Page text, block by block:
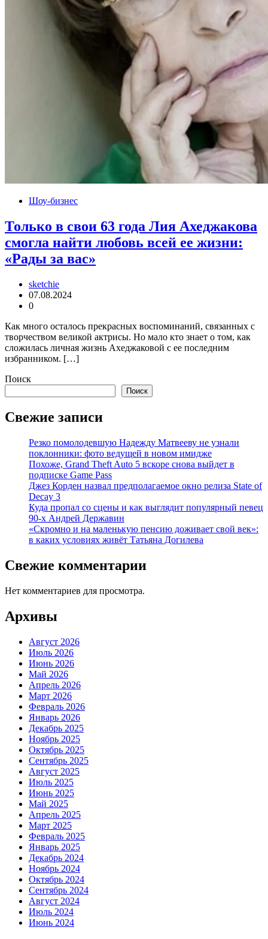
Шоу-бизнес
Только в свои 63 года Лия Ахеджакова
смогла найти любовь всей ее жизни:
«Рады за вас»
sketchie
07.08.2024
0
Как много осталось прекрасных воспоминаний, связанных с
творчеством великой актрисы. Но мало кто знает о том, как
сложилась личная жизнь Ахеджаковой с ее последним
избранником. […]
Поиск
Поиск
Свежие записи
Резко помолодевшую Надежду Матвееву не узнали
поклонники: фото ведущей в новом имидже
Похоже, Grand Theft Auto 5 вскоре снова выйдет в
подписке Game Pass
Джез Корден назвал предполагаемое окно релиза State of
Decay 3
Куда пропал со сцены и как выглядит популярный певец
90-х Андрей Державин
«Скромно и на маленькую пенсию доживает свой век»:
в каких условиях живёт Татьяна Догилева
Свежие комментарии
Нет комментариев для просмотра.
Архивы
Август 2026
Июль 2026
Июнь 2026
Май 2026
Апрель 2026
Март 2026
Февраль 2026
Январь 2026
Декабрь 2025
Ноябрь 2025
Октябрь 2025
Сентябрь 2025
Август 2025
Июль 2025
Июнь 2025
Май 2025
Апрель 2025
Март 2025
Февраль 2025
Январь 2025
Декабрь 2024
Ноябрь 2024
Октябрь 2024
Сентябрь 2024
Август 2024
Июль 2024
Июнь 2024